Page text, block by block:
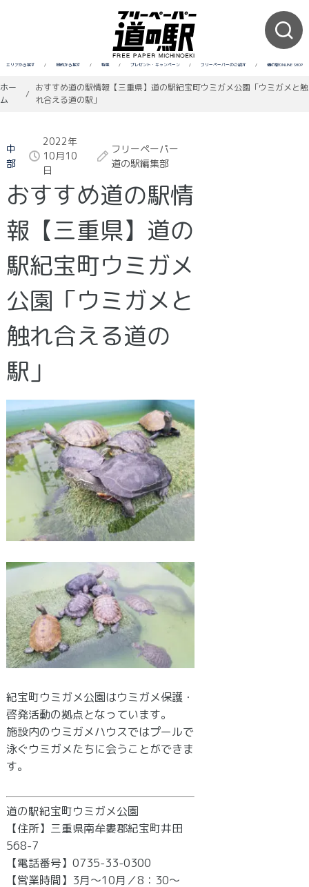
エリアから探す / 目的から探す / 特集 / プレゼント・キャンペーン / フリーペーパーのご紹介 / 道の駅ONLINE SHOP
ホー
ム
/
おすすめ道の駅情報【三重県】道の駅紀宝町ウミガメ公園「ウミガメと触
れ合える道の駅」
中
部
2022年
10月10
日
フリーペーパー
道の駅編集部
おすすめ道の駅情
報【三重県】道の
駅紀宝町ウミガメ
公園「ウミガメと
触れ合える道の
駅」
紀宝町ウミガメ公園はウミガメ保護・
啓発活動の拠点となっています。
施設内のウミガメハウスではプールで
泳ぐウミガメたちに会うことができま
す。
道の駅紀宝町ウミガメ公園
【住所】三重県南牟婁郡紀宝町井田
568-7
【電話番号】0735-33-0300
【営業時間】3月～10月／8：30～